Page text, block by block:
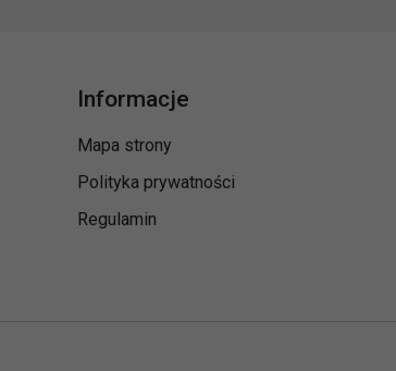
Informacje
Mapa strony
Polityka prywatności
Regulamin